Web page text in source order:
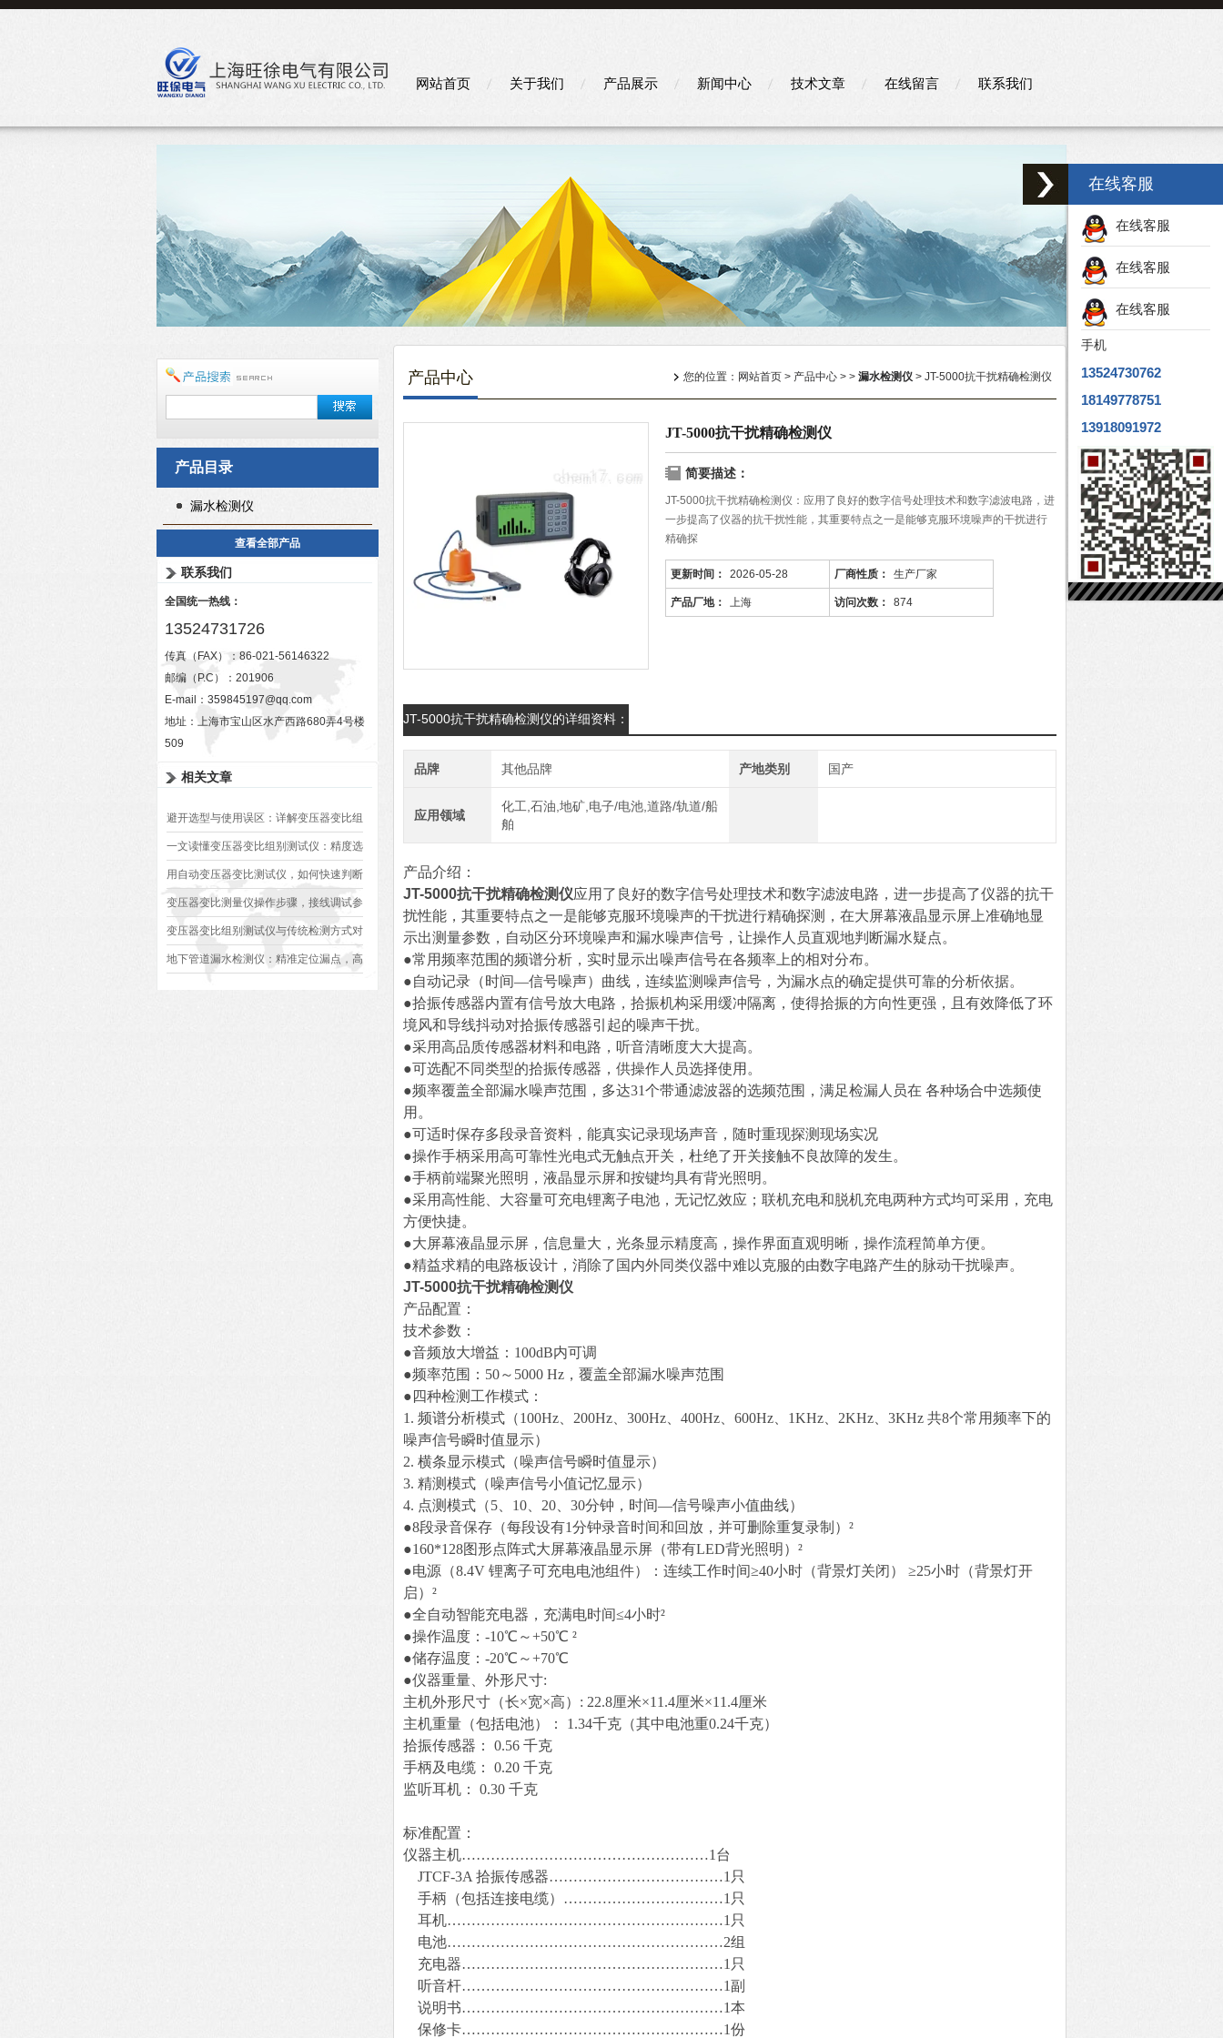
网站首页 关于我们 产品展示 新闻中心 技术文章 在线留言 联系我们
产品目录
漏水检测仪
查看全部产品
联系我们
全国统一热线：
13524731726
传真（FAX）：86-021-56146322
邮编（P.C）：201906
E-mail： 359845197@qq.com
地址：上海市宝山区水产西路680弄4号楼
509
相关文章
避开选型与使用误区：详解变压器变比组
别测试仪的日常校准方法、常见组别识别
异常排查方案
一文读懂变压器变比组别测试仪：精度选
型、接线规范、报告生成全流程标准化操
作指南
用自动变压器变比测试仪，如何快速判断
变压器是否合格？
变压器变比测量仪操作步骤，接线调试参
数设定变比测试数据保存使用教程
变压器变比组别测试仪与传统检测方式对
比：精度、速度与安全性深度分析
地下管道漏水检测仪：精准定位漏点，高
产品中心 您的位置： 网站首页 > 产品中心 > > 漏水检测仪 > JT-5000抗干扰精确检测仪
JT-5000抗干扰精确检测仪
简要描述：
JT-5000抗干扰精确检测仪：应用了良好的数字信号处理技术和数字滤波电路，进
一步提高了仪器的抗干扰性能，其重要特点之一是能够克服环境噪声的干扰进行
精确探
更新时间： 2026-05-28 厂商性质： 生产厂家
产品厂地： 上海 访问次数： 874
JT-5000抗干扰精确检测仪的详细资料：
品牌 其他品牌 产地类别 国产
应用领域
化工,石油,地矿,电子/电池,道路/轨道/船
舶
产品介绍：
JT-5000抗干扰精确检测仪应用了良好的数字信号处理技术和数字滤波电路，进一步提高了仪器的抗干
扰性能，其重要特点之一是能够克服环境噪声的干扰进行精确探测，在大屏幕液晶显示屏上准确地显
示出测量参数，自动区分环境噪声和漏水噪声信号，让操作人员直观地判断漏水疑点。
●常用频率范围的频谱分析，实时显示出噪声信号在各频率上的相对分布。
●自动记录（时间—信号噪声）曲线，连续监测噪声信号，为漏水点的确定提供可靠的分析依据。
●拾振传感器内置有信号放大电路，拾振机构采用缓冲隔离，使得拾振的方向性更强，且有效降低了环
境风和导线抖动对拾振传感器引起的噪声干扰。
●采用高品质传感器材料和电路，听音清晰度大大提高。
●可选配不同类型的拾振传感器，供操作人员选择使用。
●频率覆盖全部漏水噪声范围，多达31个带通滤波器的选频范围，满足检漏人员在 各种场合中选频使
用。
●可适时保存多段录音资料，能真实记录现场声音，随时重现探测现场实况
●操作手柄采用高可靠性光电式无触点开关，杜绝了开关接触不良故障的发生。
●手柄前端聚光照明，液晶显示屏和按键均具有背光照明。
●采用高性能、大容量可充电锂离子电池，无记忆效应；联机充电和脱机充电两种方式均可采用，充电
方便快捷。
●大屏幕液晶显示屏，信息量大，光条显示精度高，操作界面直观明晰，操作流程简单方便。
●精益求精的电路板设计，消除了国内外同类仪器中难以克服的由数字电路产生的脉动干扰噪声。
JT-5000抗干扰精确检测仪
产品配置：
技术参数：
●音频放大增益：100dB内可调
●频率范围：50～5000 Hz，覆盖全部漏水噪声范围
●四种检测工作模式：
1. 频谱分析模式（100Hz、200Hz、300Hz、400Hz、600Hz、1KHz、2KHz、3KHz 共8个常用频率下的
噪声信号瞬时值显示）
2. 横条显示模式（噪声信号瞬时值显示）
3. 精测模式（噪声信号小值记忆显示）
4. 点测模式（5、10、20、30分钟，时间—信号噪声小值曲线）
●8段录音保存（每段设有1分钟录音时间和回放，并可删除重复录制）²
●160*128图形点阵式大屏幕液晶显示屏（带有LED背光照明）²
●电源（8.4V 锂离子可充电电池组件）：连续工作时间≥40小时（背景灯关闭） ≥25小时（背景灯开
启）²
●全自动智能充电器，充满电时间≤4小时²
●操作温度：-10℃～+50℃ ²
●储存温度：-20℃～+70℃
●仪器重量、外形尺寸:
主机外形尺寸（长×宽×高）: 22.8厘米×11.4厘米×11.4厘米
主机重量（包括电池）： 1.34千克（其中电池重0.24千克）
拾振传感器： 0.56 千克
手柄及电缆： 0.20 千克
监听耳机： 0.30 千克
标准配置：
仪器主机……………………………………………1台
JTCF-3A 拾振传感器………………………………1只
手柄（包括连接电缆）……………………………1只
耳机…………………………………………………1只
电池…………………………………………………2组
充电器………………………………………………1只
听音杆………………………………………………1副
说明书………………………………………………1本
保修卡………………………………………………1份
在线客服
在线客服
在线客服
在线客服
手机
13524730762
18149778751
13918091972